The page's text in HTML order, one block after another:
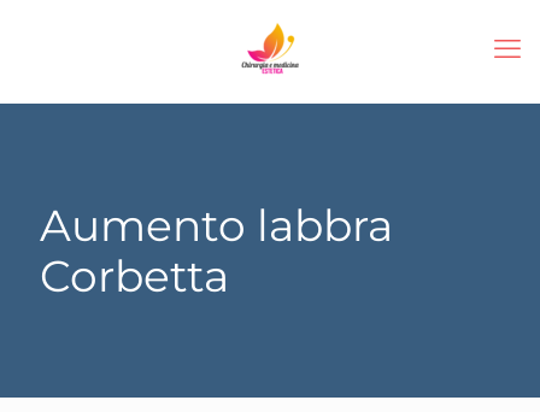
Aumento labbra
Corbetta